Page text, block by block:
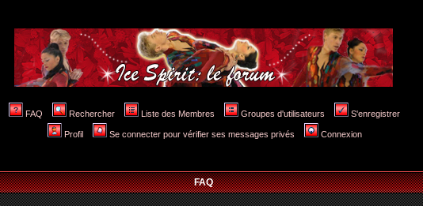
FAQ Rechercher Liste des Membres Groupes d'utilisateurs S'enregistrer
Profil Se connecter pour vérifier ses messages privés Connexion
FAQ